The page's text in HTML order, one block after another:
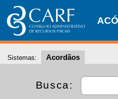
Sistemas: Acordãos
Busca: